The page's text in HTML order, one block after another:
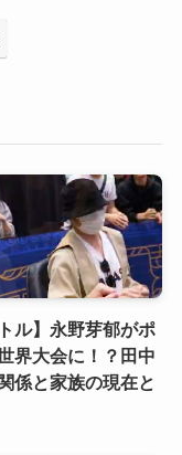
トル】永野芽郁がポ
界大会に！？田中
係と家族の現在と